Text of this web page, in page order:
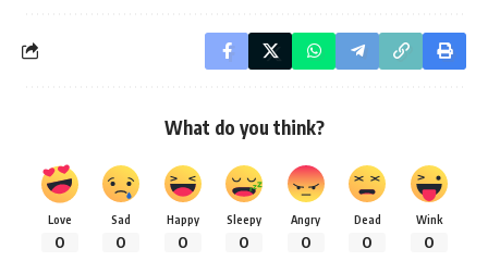
What do you think?
Love
0
Sad
0
Happy
0
Sleepy
0
Angry
0
Dead
0
Wink
0